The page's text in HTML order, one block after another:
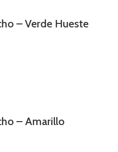
– Verde Hueste
– Amarillo